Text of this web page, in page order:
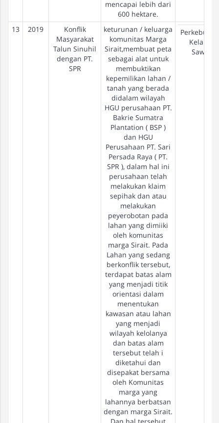
mencapai lebih dari
600 hektare.
13
2019
Konflik
Masyarakat
Talun Sinuhil
dengan PT.
SPR
keturunan / keluarga
komunitas Marga
Sirait,membuat peta
sebagai alat untuk
membuktikan
kepemilikan lahan /
tanah yang berada
didalam wilayah
HGU perusahaan PT.
Bakrie Sumatra
Plantation ( BSP )
dan HGU
Perusahaan PT. Sari
Persada Raya ( PT.
SPR ), dalam hal ini
perusahaan telah
melakukan klaim
sepihak dan atau
melakukan
peyerobotan pada
lahan yang dimiiki
oleh komunitas
marga Sirait. Pada
Lahan yang sedang
berkonflik tersebut,
terdapat batas alam
yang menjadi titik
orientasi dalam
menentukan
kawasan atau lahan
yang menjadi
wilayah kelolanya
dan batas alam
tersebut telah i
diketahui dan
disepakat bersama
oleh Komunitas
marga yang
lahannya berbatsan
dengan marga Sirait.
Kelapa
Sawit